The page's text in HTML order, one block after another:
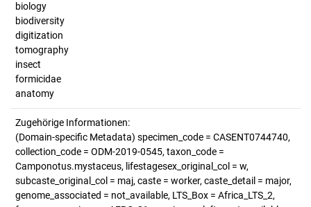
biology
biodiversity
digitization
tomography
insect
formicidae
anatomy
Zugehörige Informationen:
(Domain-specific Metadata) specimen_code = CASENT0744740,
collection_code = ODM-2019-0545, taxon_code =
Camponotus.mystaceus, lifestagesex_original_col = w,
subcaste_original_col = maj, caste = worker, caste_detail = major,
genome_associated = not_available, LTS_Box = Africa_LTS_2,